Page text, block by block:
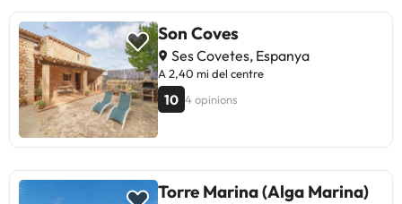
Son Coves
Ses Covetes, Espanya
A 2,40 mi del centre
10 4 opinions
Torre Marina (Alga Marina)